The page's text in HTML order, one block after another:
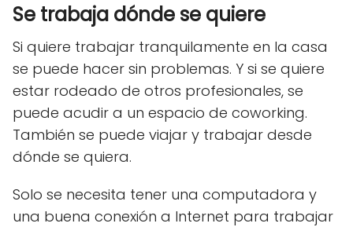
Se trabaja dónde se quiere
Si quiere trabajar tranquilamente en la casa
se puede hacer sin problemas. Y si se quiere
estar rodeado de otros profesionales, se
puede acudir a un espacio de coworking.
También se puede viajar y trabajar desde
dónde se quiera.
Solo se necesita tener una computadora y
una buena conexión a Internet para trabajar